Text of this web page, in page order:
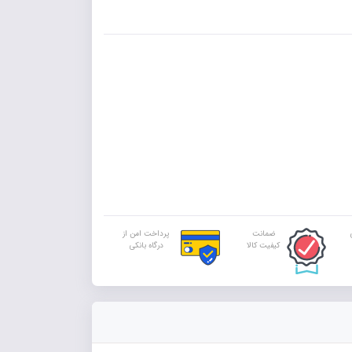
ضمانت
کیفیت کالا
پرداخت امن از
درگاه بانکی